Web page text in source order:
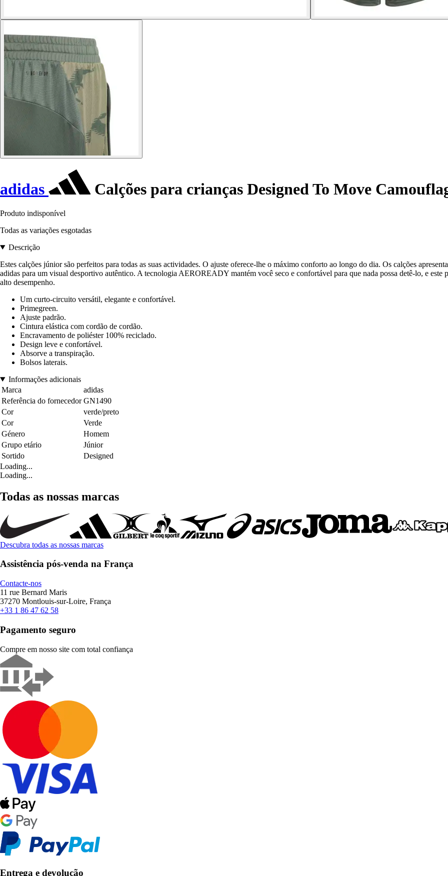
adidas Calções para crianças Designed To Move
Produto indisponível
Todas as variações esgotadas
Descrição
Estes calções júnior são perfeitos para todas as suas actividades. O ajuste oferece-lhe o máximo conforto ao longo do dia. Os calções
adidas para um visual desportivo autêntico. A tecnologia AEROREADY mantém você seco e confortável para que nada possa detê-lo, e este
alto desempenho.
Um curto-circuito versátil, elegante e confortável.
Primegreen.
Ajuste padrão.
Cintura elástica com cordão de cordão.
Encravamento de poliéster 100% reciclado.
Design leve e confortável.
Absorve a transpiração.
Bolsos laterais.
Informações adicionais
Marca
adidas
Referência do fornecedor GN1490
Cor
verde/preto
Cor
Verde
Género
Homem
Grupo etário
Júnior
Sortido
Designed
Loading...
Loading...
Todas as nossas marcas
Descubra todas as nossas marcas
Assistência pós-venda na França
Contacte-nos
11 rue Bernard Maris
37270 Montlouis-sur-Loire, França
+33 1 86 47 62 58
Pagamento seguro
Compre em nosso site com total confiança
Entrega e devolução